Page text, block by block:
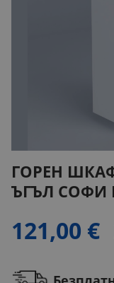
ГОРЕН
ЪГЪЛ СОФИ
121,00 €